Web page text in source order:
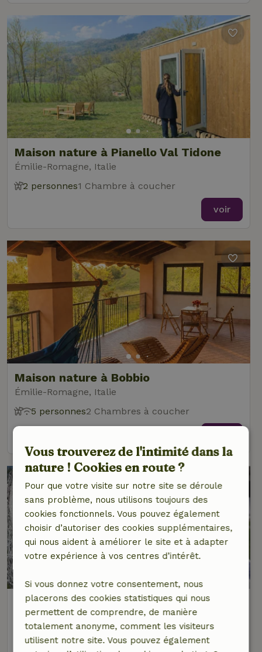
Maison nature à Pianello Val Tidone
Émilie-Romagne, Italie
2 personnes1 Chambre à coucher
voir
Maison nature à Bobbio
Émilie-Romagne, Italie
5 personnes2 Chambres à coucher
Maison nature à Ferrara
Émilie-Romagne, Italie
6 personnes1 Chambre à coucher
Vous trouverez de l'intimité dans la
nature ! Cookies en route ?
Pour que votre visite sur notre site se déroule
sans problème, nous utilisons toujours des
cookies fonctionnels. Vous pouvez également
choisir d’autoriser des cookies supplémentaires,
qui nous aident à améliorer le site et à adapter
votre expérience à vos centres d’intérêt.
Si vous donnez votre consentement, nous
placerons des cookies statistiques qui nous
permettent de comprendre, de manière
totalement anonyme, comment les visiteurs
utilisent notre site. Vous pouvez également